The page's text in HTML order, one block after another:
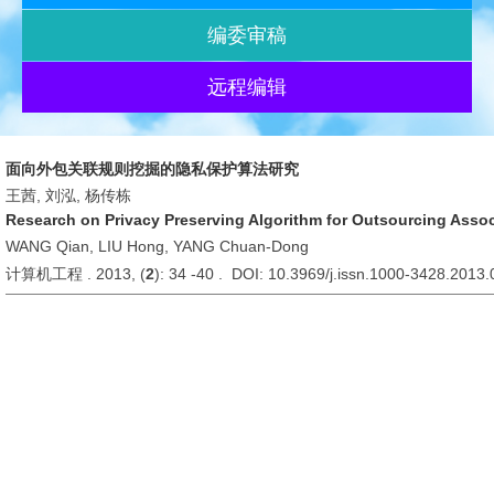
编委审稿
远程编辑
面向外包关联规则挖掘的隐私保护算法研究
王茜, 刘泓, 杨传栋
Research on Privacy Preserving Algorithm for Outsourcing
WANG Qian, LIU Hong, YANG Chuan-Dong
计算机工程 . 2013, (2): 34 -40 . DOI: 10.3969/j.issn.1000-